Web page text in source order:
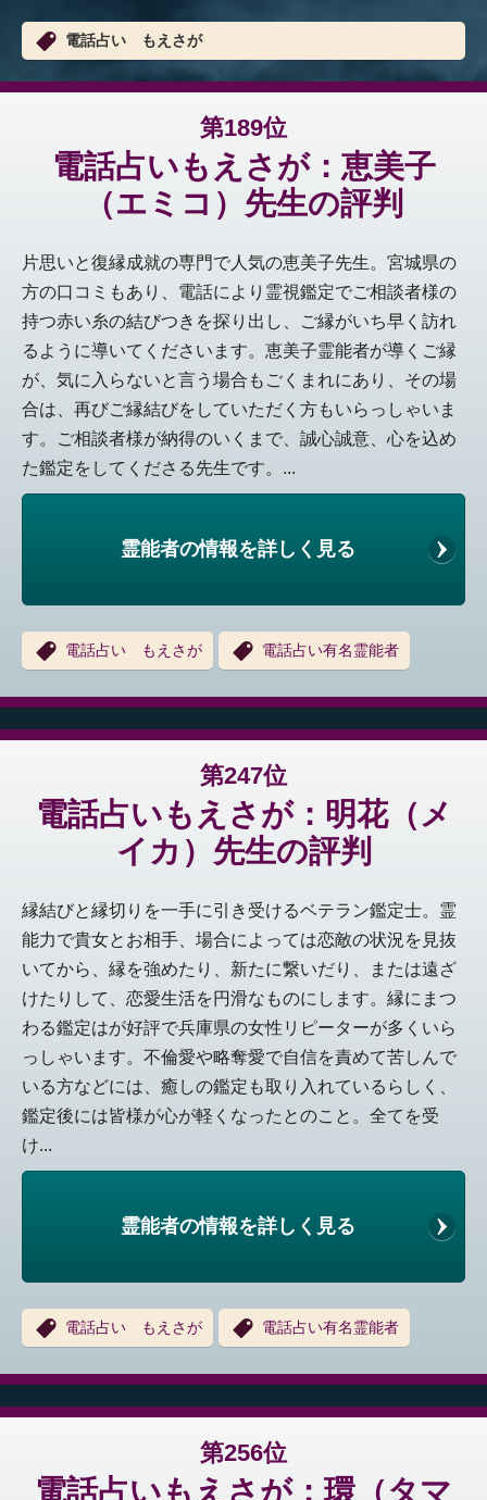
電話占い もえさが
第189位
電話占いもえさが：恵美子
（エミコ）先生の評判
片思いと復縁成就の専門で人気の恵美子先生。宮城県の
方の口コミもあり、電話により霊視鑑定でご相談者様の
持つ赤い糸の結びつきを探り出し、ご縁がいち早く訪れ
るように導いてくださいます。恵美子霊能者が導くご縁
が、気に入らないと言う場合もごくまれにあり、その場
合は、再びご縁結びをしていただく方もいらっしゃいま
す。ご相談者様が納得のいくまで、誠心誠意、心を込め
た鑑定をしてくださる先生です。...
霊能者の情報を詳しく見る
電話占い もえさが 電話占い有名霊能者
第247位
電話占いもえさが：明花（メ
イカ）先生の評判
縁結びと縁切りを一手に引き受けるベテラン鑑定士。霊
能力で貴女とお相手、場合によっては恋敵の状況を見抜
いてから、縁を強めたり、新たに繋いだり、または遠ざ
けたりして、恋愛生活を円滑なものにします。縁にまつ
わる鑑定はが好評で兵庫県の女性リピーターが多くいら
っしゃいます。不倫愛や略奪愛で自信を責めて苦しんで
いる方などには、癒しの鑑定も取り入れているらしく、
鑑定後には皆様が心が軽くなったとのこと。全てを受
け...
霊能者の情報を詳しく見る
電話占い もえさが 電話占い有名霊能者
第256位
電話占いもえさが：環（タマ